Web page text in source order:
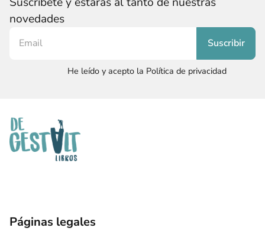
novedades
He leído y acepto la Política de privacidad
Páginas legales